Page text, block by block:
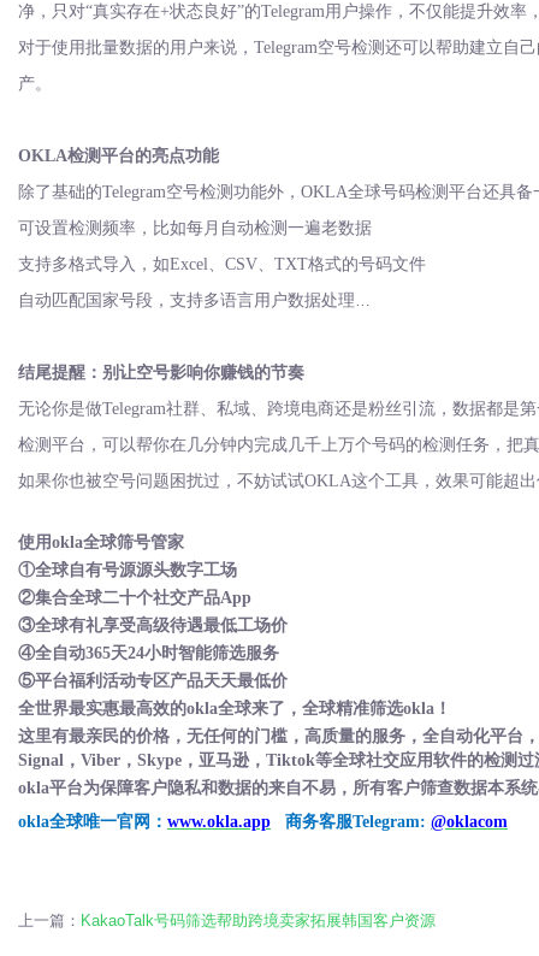
净，只对“真实存在+状态良好”的Telegram用户操作，不仅能提升效
对于使用批量数据的用户来说， Telegram空号检测还可以帮助建立自
产。
OKLA检测平台的亮点功能
除了基础的Telegram空号检测功能外，OKLA全球号码检测平台还具
可设置检测频率，比如每月自动检测一遍老数据
支持多格式导入，如Excel、CSV、TXT格式的号码文件
自动匹配国家号段，支持多语言用户数据处理
这些功能对于想长期使用Telegram做运营的用户来说，是非常有价值
结尾提醒：别让空号影响你赚钱的节奏
无论你是做Telegram社群、私域、跨境电商还是粉丝引流，数据都是
检测平台，可以帮你在几分钟内完成几千上万个号码的检测任务，把
如果你也被空号问题困扰过，不妨试试OKLA这个工具，效果可能超
使用okla全球筛号管家
①全球自有号源源头数字工场
②集合全球二十个社交产品App
③全球有礼享受高级待遇最低工场价
④全自动365天24小时智能筛选服务
⑤平台福利活动专区产品天天最低价
全世界最实惠最高效的okla全球来了，全球精准筛选okla！
这里有最亲民的价格，无任何的门槛，高质量的服务，全自动化平台
Signal，Viber，Skype，亚马逊，Tiktok等全球社交应用软件的检测
okla平台为保障客户隐私和数据的来自不易，所有客户筛查数据本系
okla全球唯一官网： www.okla.app 商务客服Telegram: @oklacom
上一篇： KakaoTalk号码筛选帮助跨境卖家拓展韩国客户资源